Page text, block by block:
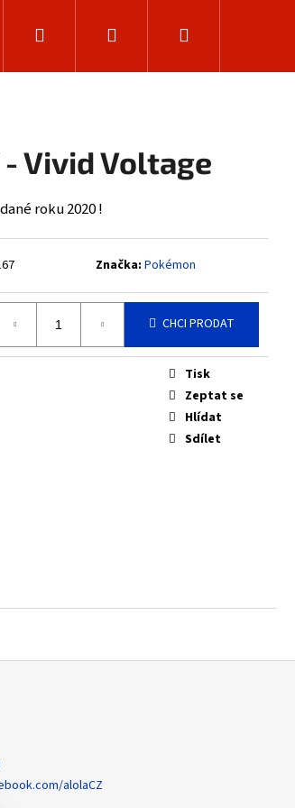
Přihlášení
- Vivid Voltage
roku 2020 !
Značka: Pokémon
CHCI PRODAT
Tisk
Zeptat se
Hlídat
Sdílet
Následující
alolaCZ